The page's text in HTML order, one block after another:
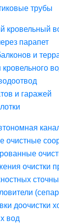
трубы
кровельный
парапет
и
и гаражей
очистные
очистки
доочистки
вод